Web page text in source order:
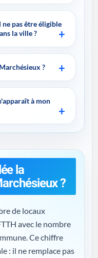
pas être éligible
la ville ?
?
à mon
la
?
de locaux
Ce chiffre